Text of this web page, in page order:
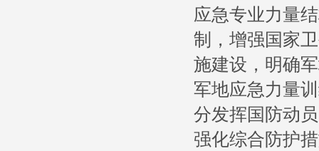
应急专业力量
制，增强国家
施建设，明确
军地应急力量
分发挥国防动
强化综合防护